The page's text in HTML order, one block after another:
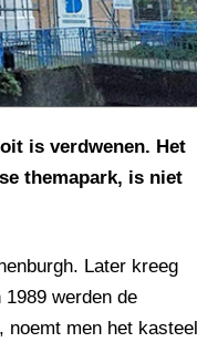
is verdwenen. Het
themapark, is niet
Later kreeg
werden de
men het kasteel